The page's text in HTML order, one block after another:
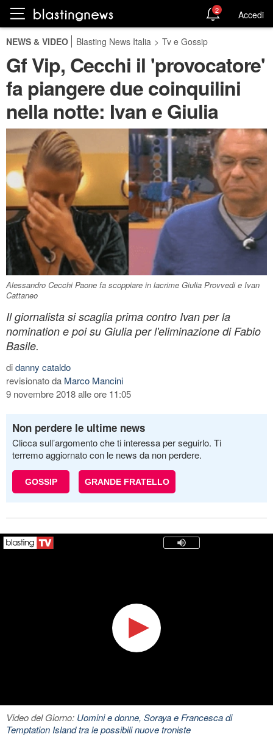
2 Accedi
NEWS & VIDEO Blasting News Italia > Tv e Gossip
Gf Vip, Cecchi il 'provocatore'
fa piangere due coinquilini
nella notte: Ivan e Giulia
Alessandro Cecchi Paone fa scoppiare in lacrime Giulia Provvedi e Ivan
Cattaneo
Il giornalista si scaglia prima contro Ivan per la
nomination e poi su Giulia per l'eliminazione di Fabio
Basile.
didanny cataldo
revisionato da Marco Mancini
9 novembre 2018 alle ore 11:05
Non perdere le ultime news
Clicca sull’argomento che ti interessa per seguirlo. Ti
terremo aggiornato con le news da non perdere.
GOSSIP GRANDE FRATELLO
Video del Giorno: Uomini e donne, Soraya e Francesca di
Temptation Island tra le possibili nuove troniste